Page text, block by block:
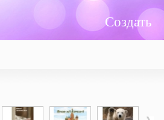
Создать